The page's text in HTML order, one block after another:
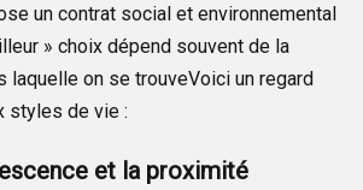
un contrat social et environnemental
» choix dépend souvent de la
laquelle on se trouveVoici un regard
styles de vie :
et la proximité